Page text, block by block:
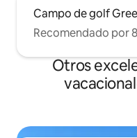
Campo de golf
Recomendado por
Otros